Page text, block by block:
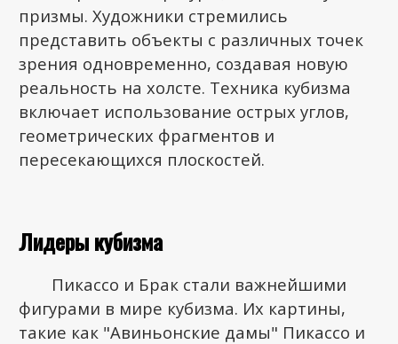
призмы. Художники стремились
представить объекты с различных точек
зрения одновременно, создавая новую
реальность на холсте. Техника кубизма
включает использование острых углов,
геометрических фрагментов и
пересекающихся плоскостей.
Лидеры кубизма
Пикассо и Брак стали важнейшими
фигурами в мире кубизма. Их картины,
такие как "Авиньонские дамы" Пикассо и